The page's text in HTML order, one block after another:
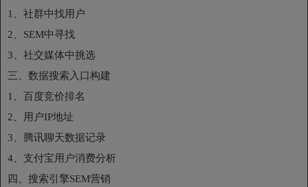
1、社群中找用户
2、SEM中寻找
3、社交媒体中挑选
三、数据搜索入口构建
1、百度竞价排名
2、用户IP地址
3、腾讯聊天数据记录
4、支付宝用户消费分析
四、搜索引擎SEM营销